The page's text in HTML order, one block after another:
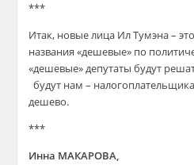
***
Итак, новые лица Ил Тумэна –
названия «дешевые» по
«дешевые» депутаты будут
будут нам –
дешево.
***
Инна МАКАРОВА,